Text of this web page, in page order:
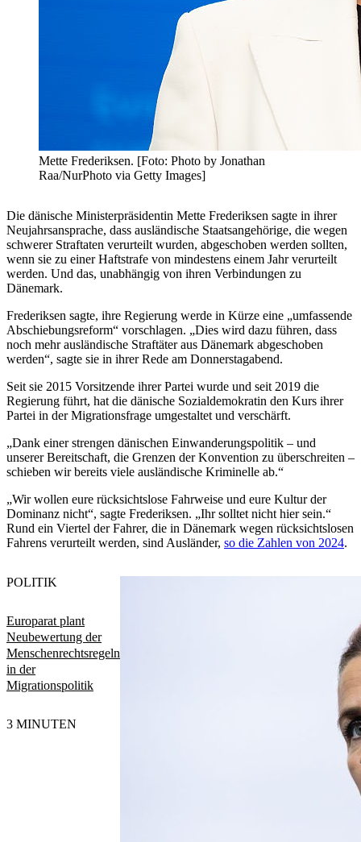
Mette Frederiksen. [Foto: Photo by Jonathan
Raa/NurPhoto via Getty Images]
Die dänische Ministerpräsidentin Mette Frederiksen sagte in ihrer
Neujahrsansprache, dass ausländische Staatsangehörige, die wegen
schwerer Straftaten verurteilt wurden, abgeschoben werden sollten,
wenn sie zu einer Haftstrafe von mindestens einem Jahr verurteilt
werden. Und das, unabhängig von ihren Verbindungen zu
Dänemark.
Frederiksen sagte, ihre Regierung werde in Kürze eine „umfassende
Abschiebungsreform“ vorschlagen. „Dies wird dazu führen, dass
noch mehr ausländische Straftäter aus Dänemark abgeschoben
werden“, sagte sie in ihrer Rede am Donnerstagabend.
Seit sie 2015 Vorsitzende ihrer Partei wurde und seit 2019 die
Regierung führt, hat die dänische Sozialdemokratin den Kurs ihrer
Partei in der Migrationsfrage umgestaltet und verschärft.
„Dank einer strengen dänischen Einwanderungspolitik – und
unserer Bereitschaft, die Grenzen der Konvention zu überschreiten –
schieben wir bereits viele ausländische Kriminelle ab.“
„Wir wollen eure rücksichtslose Fahrweise und eure Kultur der
Dominanz nicht“, sagte Frederiksen. „Ihr solltet nicht hier sein.“
Rund ein Viertel der Fahrer, die in Dänemark wegen rücksichtslosen
Fahrens verurteilt werden, sind Ausländer, so die Zahlen von 2024.
Europarat plant
Neubewertung der
Menschenrechtsregeln
in der
Migrationspolitik
POLITIK
3 MINUTEN